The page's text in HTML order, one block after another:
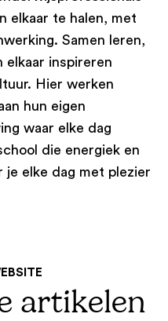
elkaar te halen, met
Samen leren,
elkaar inspireren
Hier werken
hun eigen
waar elke dag
die energiek en
elke dag met plezier
artikelen